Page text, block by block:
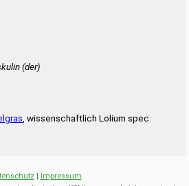
(der)
, wissenschaftlich Lolium spec.
| Impressum